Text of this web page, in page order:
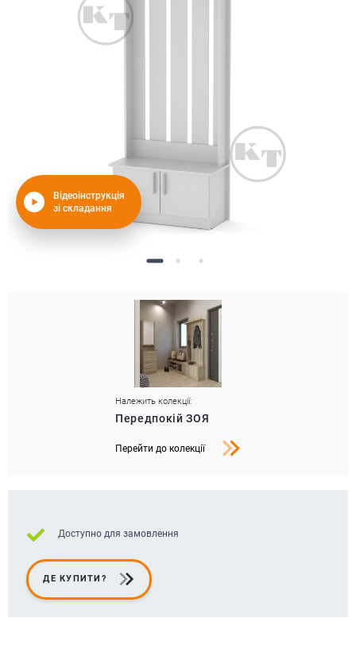
Відеоінструкція
зі складання
Належить колекції:
Передпокій ЗОЯ
Перейти до колекції
Доступно для замовлення
ДЕ КУПИТИ?